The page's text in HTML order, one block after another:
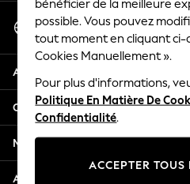
All Beachwear
Bags & Accessories
Beach Dresses &
Dresses
Flip Flops
Sliders
Jumpsuits & Playsuits
Linen Collection
Sandals
Sélectionnez Votre Langue
Français
Aide
Confidentialité et mentions
Ministères
Autres services
bénéficier de la meilleure
possible. Vous pouvez
tout moment en cliquant ci-
Cookies Manuellement ».
Pour plus d'informations,
Politique En Matière De
Confidentialité.
ACCEPTER TOUS